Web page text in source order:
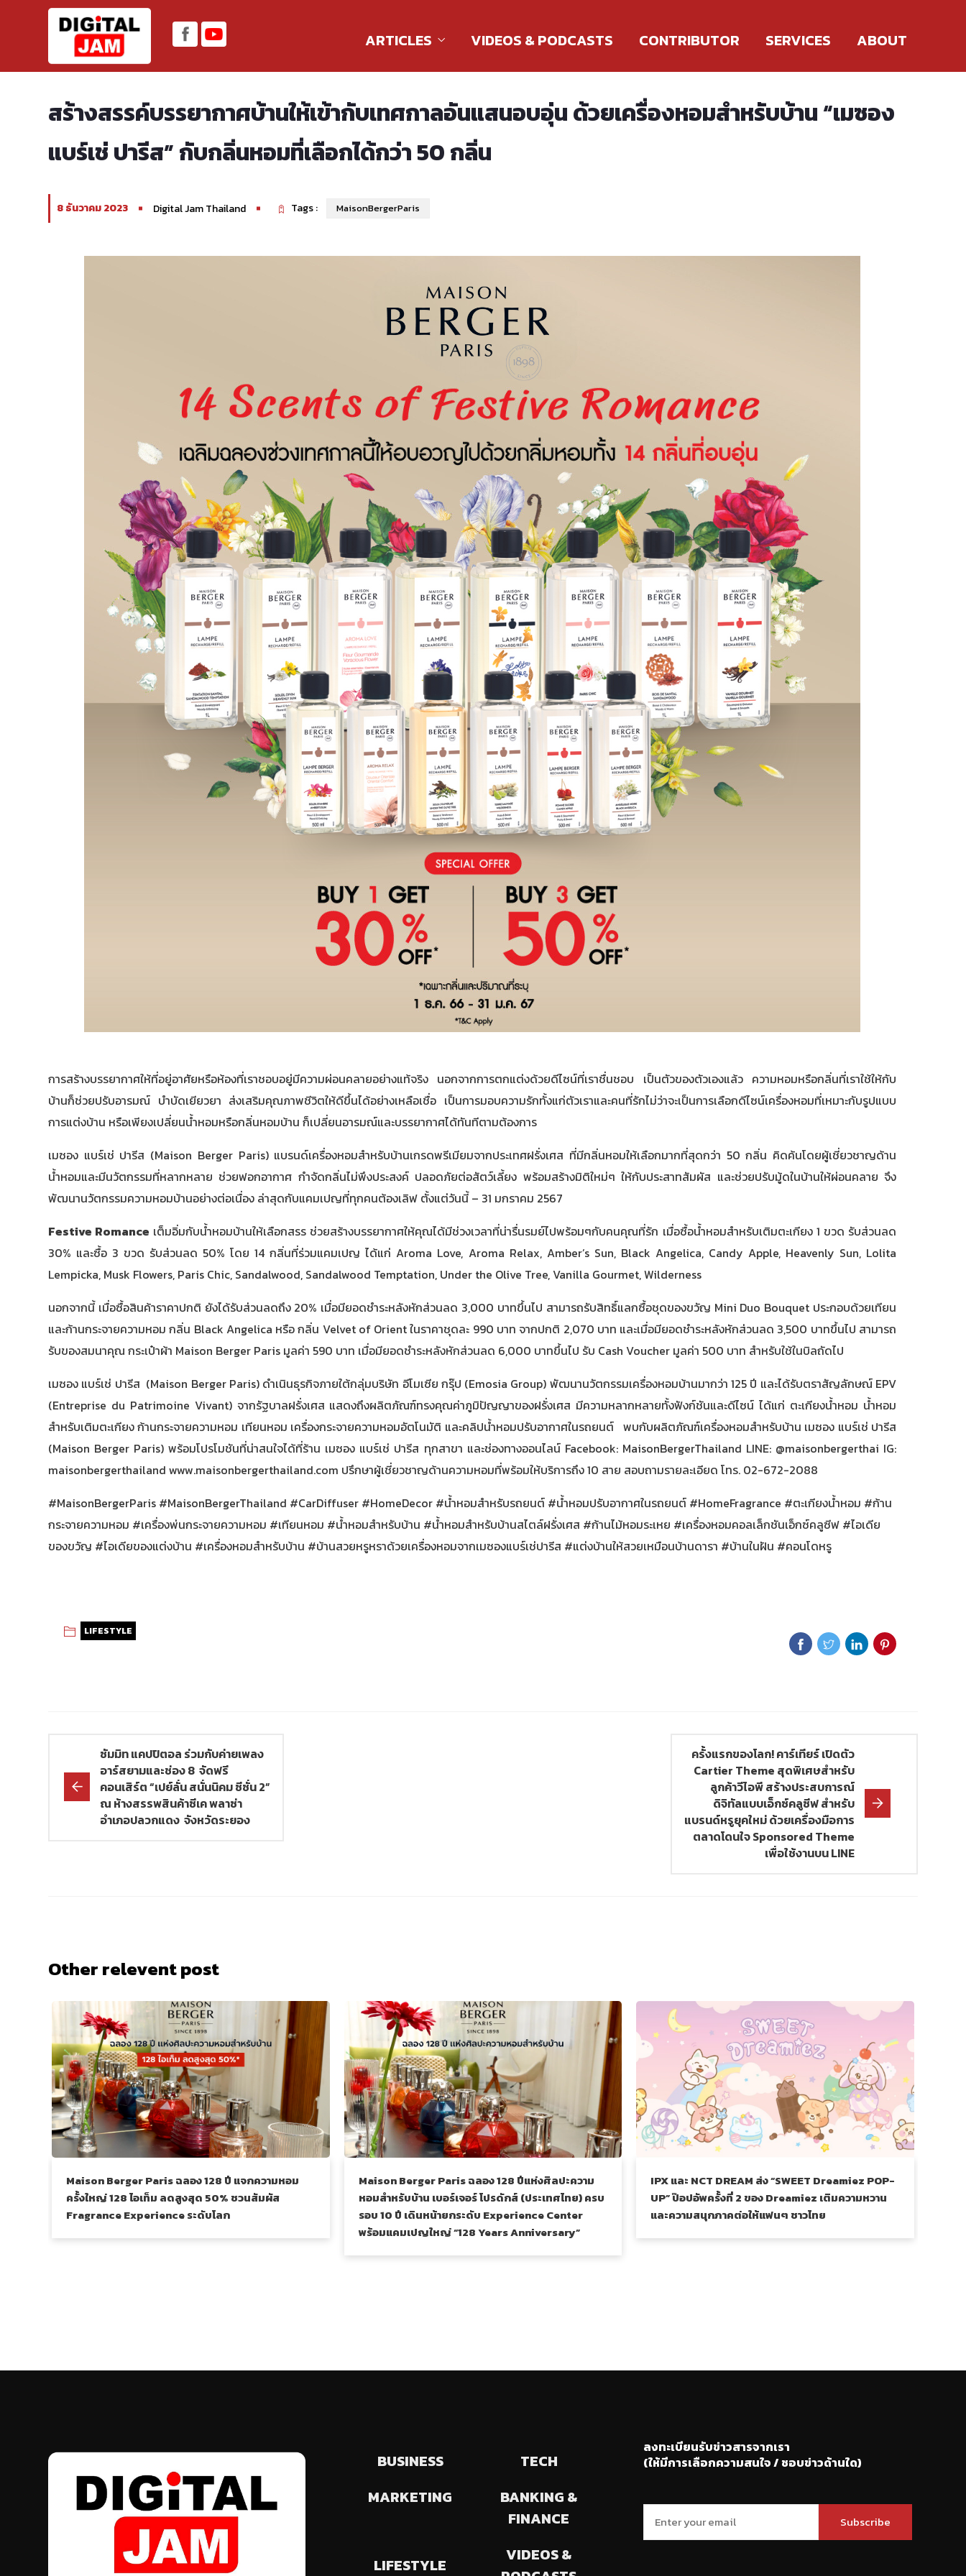
ARTICLES VIDEOS & PODCASTS CONTRIBUTOR SERVICES ABOUT
สร้างสรรค์บรรยากาศบ้านให้เข้ากับเทศกาลอันแสนอบอุ่น ด้วยเครื่องหอมสำหรับบ้าน “เมซอง
แบร์เช่ ปารีส” กับกลิ่นหอมที่เลือกได้กว่า 50 กลิ่น
8 ธันวาคม 2023 Digital Jam Thailand Tags : MaisonBergerParis
การสร้างบรรยากาศให้ที่อยู่อาศัยหรือห้องที่เราชอบอยู่มีความผ่อนคลายอย่างแท้จริง นอกจากการตกแต่งด้วยดีไซน์ที่เราชื่นชอบ เป็นตัวของตัวเองแล้ว ความหอมหรือกลิ่นที่เราใช้ให้กับ
บ้านก็ช่วยปรับอารมณ์ บำบัดเยียวยา ส่งเสริมคุณภาพชีวิตให้ดีขึ้นได้อย่างเหลือเชื่อ เป็นการมอบความรักทั้งแก่ตัวเราและคนที่รักไม่ว่าจะเป็นการเลือกดีไซน์เครื่องหอมที่เหมาะกับรูปแบบ
การแต่งบ้าน หรือเพียงเปลี่ยนน้ำหอมหรือกลิ่นหอมบ้าน ก็เปลี่ยนอารมณ์และบรรยากาศได้ทันทีตามต้องการ
เมซอง แบร์เช่ ปารีส (Maison Berger Paris) แบรนด์เครื่องหอมสำหรับบ้านเกรดพรีเมียมจากประเทศฝรั่งเศส ที่มีกลิ่นหอมให้เลือกมากที่สุดกว่า 50 กลิ่น คิดค้นโดยผู้เชี่ยวชาญด้าน
น้ำหอมและมีนวัตกรรมที่หลากหลาย ช่วยฟอกอากาศ กำจัดกลิ่นไม่พึงประสงค์ ปลอดภัยต่อสัตว์เลี้ยง พร้อมสร้างมิติใหม่ๆ ให้กับประสาทสัมผัส และช่วยปรับมู้ดในบ้านให้ผ่อนคลาย จึง
พัฒนานวัตกรรมความหอมบ้านอย่างต่อเนื่อง ล่าสุดกับแคมเปญที่ทุกคนต้องเลิฟ ตั้งแต่วันนี้ – 31 มกราคม 2567
Festive Romance เต็มอิ่มกับน้ำหอมบ้านให้เลือกสรร ช่วยสร้างบรรยากาศให้คุณได้มีช่วงเวลาที่น่ารื่นรมย์ไปพร้อมๆกับคนคุณที่รัก เมื่อซื้อน้ำหอมสำหรับเติมตะเกียง 1 ขวด รับส่วนลด
30% และซื้อ 3 ขวด รับส่วนลด 50% โดย 14 กลิ่นที่ร่วมแคมเปญ ได้แก่ Aroma Love, Aroma Relax, Amber’s Sun, Black Angelica, Candy Apple, Heavenly Sun, Lolita
Lempicka, Musk Flowers, Paris Chic, Sandalwood, Sandalwood Temptation, Under the Olive Tree, Vanilla Gourmet, Wilderness
นอกจากนี้ เมื่อซื้อสินค้าราคาปกติ ยังได้รับส่วนลดถึง 20% เมื่อมียอดชำระหลังหักส่วนลด 3,000 บาทขึ้นไป สามารถรับสิทธิ์แลกซื้อชุดของขวัญ Mini Duo Bouquet ประกอบด้วยเทียน
และก้านกระจายความหอม กลิ่น Black Angelica หรือ กลิ่น Velvet of Orient ในราคาชุดละ 990 บาท จากปกติ 2,070 บาท และเมื่อมียอดชำระหลังหักส่วนลด 3,500 บาทขึ้นไป สามารถ
รับของสมนาคุณ กระเป๋าผ้า Maison Berger Paris มูลค่า 590 บาท เมื่อมียอดชำระหลังหักส่วนลด 6,000 บาทขึ้นไป รับ Cash Voucher มูลค่า 500 บาท สำหรับใช้ในบิลถัดไป
เมซอง แบร์เช่ ปารีส (Maison Berger Paris) ดำเนินธุรกิจภายใต้กลุ่มบริษัท อีโมเซีย กรุ๊ป (Emosia Group) พัฒนานวัตกรรมเครื่องหอมบ้านมากว่า 125 ปี และได้รับตราสัญลักษณ์ EPV
(Entreprise du Patrimoine Vivant) จากรัฐบาลฝรั่งเศส แสดงถึงผลิตภัณฑ์ทรงคุณค่าภูมิปัญญาของฝรั่งเศส มีความหลากหลายทั้งฟังก์ชันและดีไซน์ ได้แก่ ตะเกียงน้ำหอม น้ำหอม
สำหรับเติมตะเกียง ก้านกระจายความหอม เทียนหอม เครื่องกระจายความหอมอัตโนมัติ และคลิปน้ำหอมปรับอากาศในรถยนต์ พบกับผลิตภัณฑ์เครื่องหอมสำหรับบ้าน เมซอง แบร์เช่ ปารีส
(Maison Berger Paris) พร้อมโปรโมชันที่น่าสนใจได้ที่ร้าน เมซอง แบร์เช่ ปารีส ทุกสาขา และช่องทางออนไลน์ Facebook: MaisonBergerThailand LINE: @maisonbergerthai IG:
maisonbergerthailand www.maisonbergerthailand.com ปรึกษาผู้เชี่ยวชาญด้านความหอมที่พร้อมให้บริการถึง 10 สาย สอบถามรายละเอียด โทร. 02-672-2088
#MaisonBergerParis #MaisonBergerThailand #CarDiffuser #HomeDecor #น้ำหอมสำหรับรถยนต์ #น้ำหอมปรับอากาศในรถยนต์ #HomeFragrance #ตะเกียงน้ำหอม #ก้าน
กระจายความหอม #เครื่องพ่นกระจายความหอม #เทียนหอม #น้ำหอมสำหรับบ้าน #น้ำหอมสำหรับบ้านสไตล์ฝรั่งเศส #ก้านไม้หอมระเหย #เครื่องหอมคอลเล็กชันเอ็กซ์คลูซีฟ #ไอเดีย
ของขวัญ #ไอเดียของแต่งบ้าน #เครื่องหอมสำหรับบ้าน #บ้านสวยหรูหราด้วยเครื่องหอมจากเมซองแบร์เช่ปารีส #แต่งบ้านให้สวยเหมือนบ้านดารา #บ้านในฝัน #คอนโดหรู
LIFESTYLE
ซัมมิท แคปปิตอล ร่วมกับค่ายเพลง
อาร์สยามและช่อง 8 จัดฟรี
คอนเสิร์ต “เปย์ลั่น สนั่นนิคม ซีซั่น 2”
ณ ห้างสรรพสินค้าซีเค พลาซ่า
อำเภอปลวกแดง จังหวัดระยอง
ครั้งแรกของโลก! คาร์เทียร์ เปิดตัว
Cartier Theme สุดพิเศษสำหรับ
ลูกค้าวีไอพี สร้างประสบการณ์
ดิจิทัลแบบเอ็กซ์คลูซีฟ สำหรับ
แบรนด์หรูยุคใหม่ ด้วยเครื่องมือการ
ตลาดโดนใจ Sponsored Theme
เพื่อใช้งานบน LINE
Other relevent post
Maison Berger Paris ฉลอง 128 ปี แจกความหอม
ครั้งใหญ่ 128 ไอเท็ม ลดสูงสุด 50% ชวนสัมผัส
Fragrance Experience ระดับโลก
Maison Berger Paris ฉลอง 128 ปีแห่งศิลปะความ
หอมสำหรับบ้าน เบอร์เจอร์ โปรดักส์ (ประเทศไทย) ครบ
รอบ 10 ปี เดินหน้ายกระดับ Experience Center
พร้อมแคมเปญใหญ่ “128 Years Anniversary”
IPX และ NCT DREAM ส่ง “SWEET Dreamiez POP-
UP” ป๊อปอัพครั้งที่ 2 ของ Dreamiez เติมความหวาน
และความสนุกภาคต่อให้แฟนๆ ชาวไทย
BUSINESS
TECH
MARKETING
BANKING &
FINANCE
LIFESTYLE
VIDEOS &
ลงทะเบียนรับข่าวสารจากเรา
(ให้มีการเลือกความสนใจ / ชอบข่าวด้านใด)